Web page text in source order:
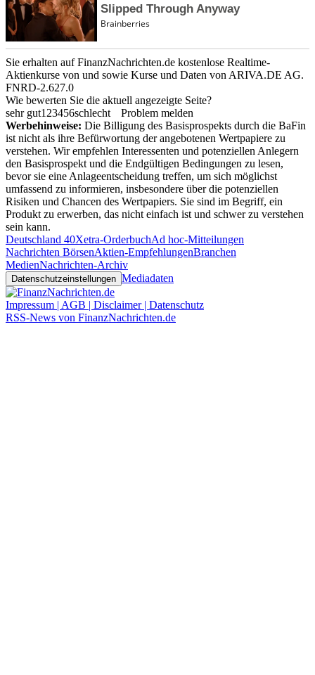
Sie erhalten auf FinanzNachrichten.de kostenlose Realtime-
Aktienkurse von und sowie Kurse und Daten von ARIVA.DE AG.
FNRD-2.627.0
Wie bewerten Sie die aktuell angezeigte Seite?
sehr gut1 23456schlecht
Problem melden
Werbehinweise: Die Billigung des Basisprospekts durch die BaFin
ist nicht als ihre Befürwortung der angebotenen Wertpapiere zu
verstehen. Wir empfehlen Interessenten und potenziellen Anlegern
den Basisprospekt und die Endgültigen Bedingungen zu lesen,
bevor sie eine Anlageentscheidung treffen, um sich möglichst
umfassend zu informieren, insbesondere über die potenziellen
Risiken und Chancen des Wertpapiers. Sie sind im Begriff, ein
Produkt zu erwerben, das nicht einfach ist und schwer zu verstehen
sein kann.
Deutschland 40Xetra-OrderbuchAd hoc-Mitteilungen
Nachrichten BörsenAktien-EmpfehlungenBranchen
MedienNachrichten-Archiv
Datenschutzeinstellungen Mediadaten
Impressum | AGB | Disclaimer | Datenschutz
RSS-News von FinanzNachrichten.de